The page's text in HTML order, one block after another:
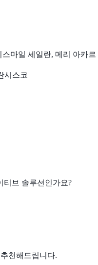
마일 세일란, 메리 아카르
시스코
티브 솔루션인가요?
천해드립니다.